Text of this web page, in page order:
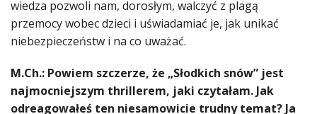
wiedza pozwoli nam, dorosłym, walczyć z plagą
przemocy wobec dzieci i uświadamiać je, jak unikać
niebezpieczeństw i na co uważać.
M.Ch.: Powiem szczerze, że „Słodkich snów” jest
najmocniejszym thrillerem, jaki czytałam. Jak
odreagowałeś ten niesamowicie trudny temat? Ja